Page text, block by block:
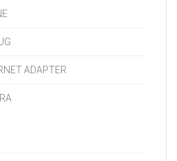
ADAPTER